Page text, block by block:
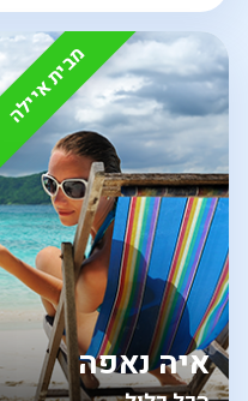
מבית איילה
איה נאפה